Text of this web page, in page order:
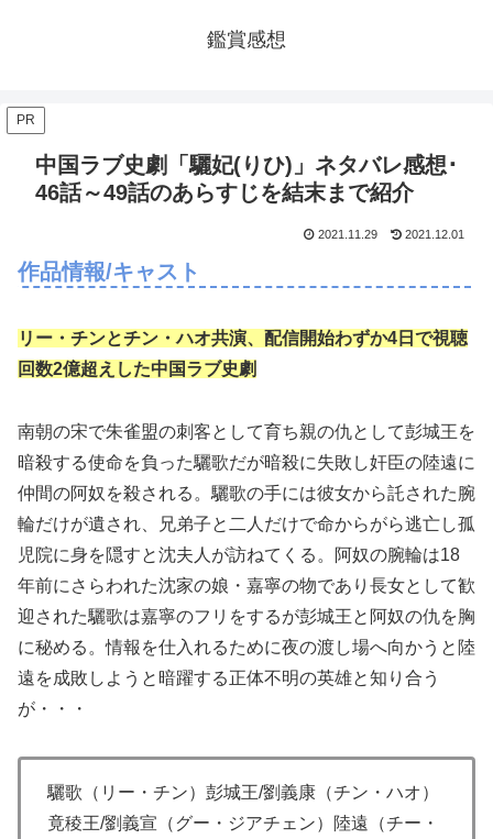
鑑賞感想
PR
中国ラブ史劇「驪妃(りひ)」ネタバレ感想･
46話～49話のあらすじを結末まで紹介
2021.11.29 2021.12.01
作品情報/キャスト
リー・チンとチン・ハオ共演、配信開始わずか4日で視聴
回数2億超えした中国ラブ史劇
南朝の宋で朱雀盟の刺客として育ち親の仇として彭城王を
暗殺する使命を負った驪歌だが暗殺に失敗し奸臣の陸遠に
仲間の阿奴を殺される。驪歌の手には彼女から託された腕
輪だけが遺され、兄弟子と二人だけで命からがら逃亡し孤
児院に身を隠すと沈夫人が訪ねてくる。阿奴の腕輪は18
年前にさらわれた沈家の娘・嘉寧の物であり長女として歓
迎された驪歌は嘉寧のフリをするが彭城王と阿奴の仇を胸
に秘める。情報を仕入れるために夜の渡し場へ向かうと陸
遠を成敗しようと暗躍する正体不明の英雄と知り合う
が・・・
驪歌（リー・チン）彭城王/劉義康（チン・ハオ）
竟稜王/劉義宣（グー・ジアチェン）陸遠（チー・